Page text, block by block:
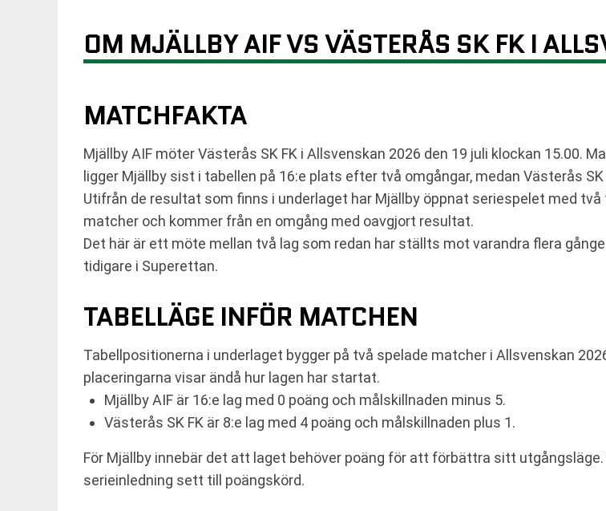
OM MJÄLLBY AIF VS VÄSTERÅS SK FK I
MATCHFAKTA
Mjällby AIF möter Västerås SK FK i Allsvenskan 2026 den 19 juli klockan 15.00.
ligger Mjällby sist i tabellen på 16:e plats efter två omgångar, medan Västerås
Utifrån de resultat som finns i underlaget har Mjällby öppnat seriespelet med
matcher och kommer från en omgång med oavgjort resultat.
Det här är ett möte mellan två lag som redan har ställts mot varandra flera
tidigare i Superettan.
TABELLÄGE INFÖR MATCHEN
Tabellpositionerna i underlaget bygger på två spelade matcher i Allsvenskan
placeringarna visar ändå hur lagen har startat.
Mjällby AIF är 16:e lag med 0 poäng och målskillnaden minus 5.
Västerås SK FK är 8:e lag med 4 poäng och målskillnaden plus 1.
För Mjällby innebär det att laget behöver poäng för att förbättra sitt
serieinledning sett till poängskörd.